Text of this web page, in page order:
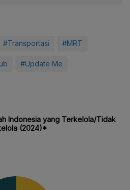
#Transportasi #MRT
#Update Me